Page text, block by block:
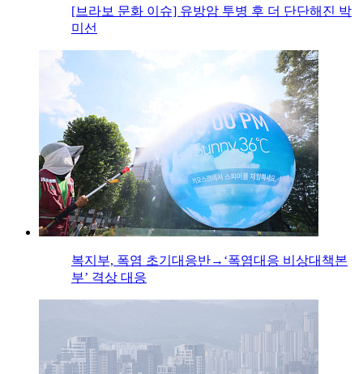
[브라보 문화 이슈] 유방암 투병 후 더 단단해진 박
미선
복지부, 폭염 초기대응반→‘폭염대응 비상대책본
부’ 격상 대응